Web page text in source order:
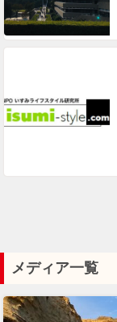
メディア一覧